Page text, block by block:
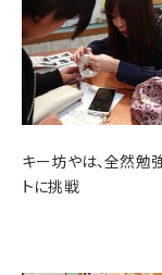
キー坊やは、全然勉
トに挑戦